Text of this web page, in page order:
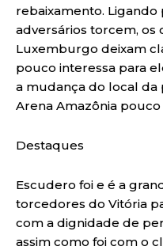
rebaixamento.
adversários torcem, os
Luxemburgo deixam
pouco interessa para
a mudança do local da
Arena Amazônia
Destaques
Escudero foi e é a
torcedores do Vitória
com a dignidade de
assim como foi com o